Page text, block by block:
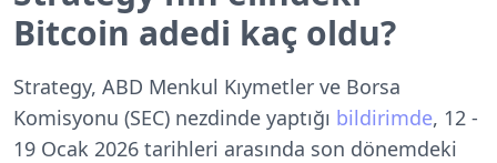
Bitcoin adedi kaç oldu?
Strategy, ABD Menkul Kıymetler ve Borsa
Komisyonu (SEC) nezdinde yaptığı bildirimde, 12 -
19 Ocak 2026 tarihleri arasında son dönemdeki